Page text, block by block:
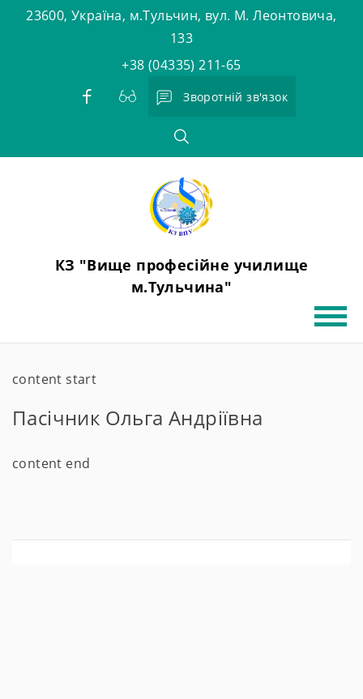
23600, Україна, м.Тульчин, вул. М. Леонтовича,
133
+38 (04335) 211-65
Зворотній зв'язок
КЗ "Вище професійне училище
м.Тульчина"
content start
Пасічник Ольга Андріївна
content end